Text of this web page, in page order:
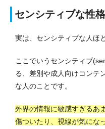
センシティブな性格
実は、センシティブな人ほ
ここでいうセンシティブ
る、差別や成人向けコンテ
な人のことです。
外界の情報に敏感すぎるあ
傷ついたり、視線が気にな